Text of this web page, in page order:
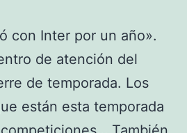
con Inter por un año».
de atención del
de temporada. Los
están esta temporada